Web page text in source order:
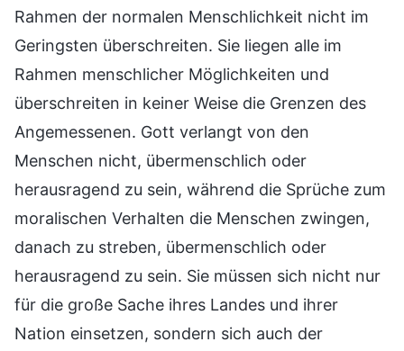
Rahmen der normalen Menschlichkeit nicht im
Geringsten überschreiten. Sie liegen alle im
Rahmen menschlicher Möglichkeiten und
überschreiten in keiner Weise die Grenzen des
Angemessenen. Gott verlangt von den
Menschen nicht, übermenschlich oder
herausragend zu sein, während die Sprüche zum
moralischen Verhalten die Menschen zwingen,
danach zu streben, übermenschlich oder
herausragend zu sein. Sie müssen sich nicht nur
für die große Sache ihres Landes und ihrer
Nation einsetzen, sondern sich auch der